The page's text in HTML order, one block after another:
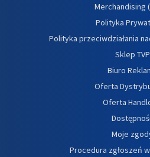
Merchandising
Polityka
Polityka przeciwdziałania
Sklep TVP
Biuro
Oferta
Oferta
Moje
Procedura zgłoszeń